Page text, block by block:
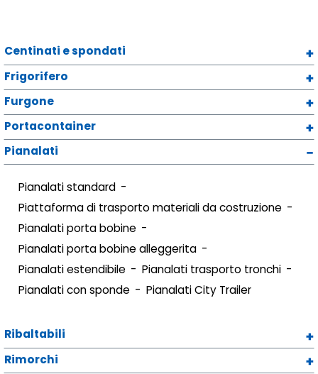
Centinati e spondati
Frigorifero
Furgone
Portacontainer
Pianalati
Pianalati standard
Piattaforma di trasporto materiali da costruzione
Pianalati porta bobine
Pianalati porta bobine alleggerita
Pianalati estendibile
Pianalati trasporto tronchi
Pianalati con sponde
Pianalati City Trailer
Ribaltabili
Rimorchi